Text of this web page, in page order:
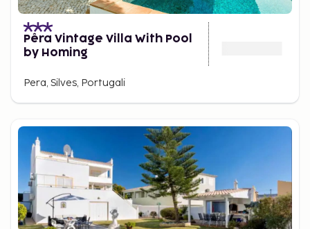
Pêra Vintage Villa With Pool
by Homing
Pera, Silves, Portugali